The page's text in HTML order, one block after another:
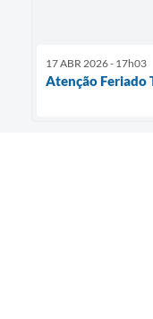
17 ABR 2026 - 17h03
Atenção Feriado